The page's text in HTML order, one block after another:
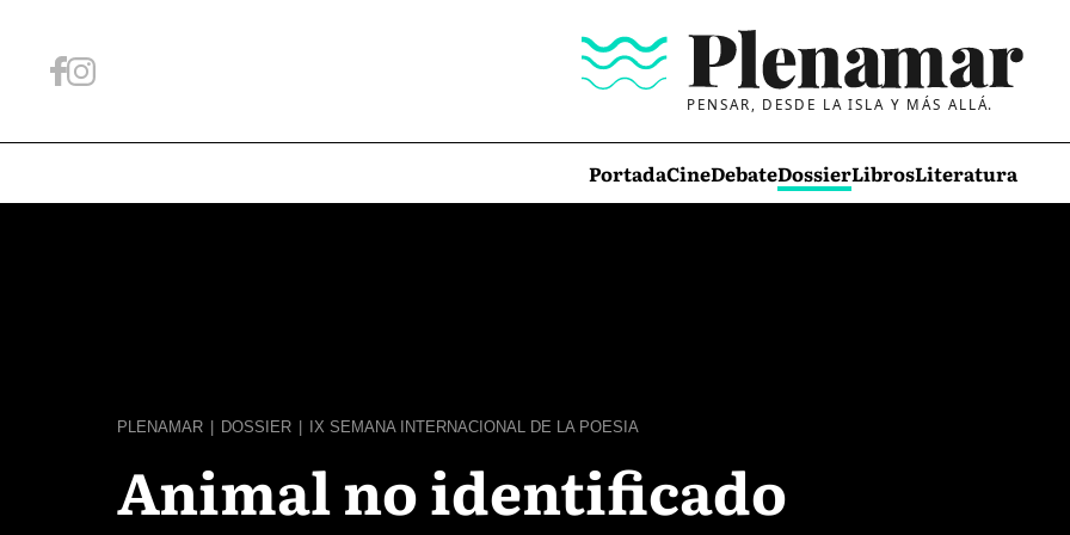
PENSAR, DESDE LA ISLA Y MÁS ALLÁ.
PortadaCineDebateDossierLibrosLiteratura
PLENAMAR DOSSIER IX SEMANA INTERNACIONAL DE LA POESIA
Animal no identificado